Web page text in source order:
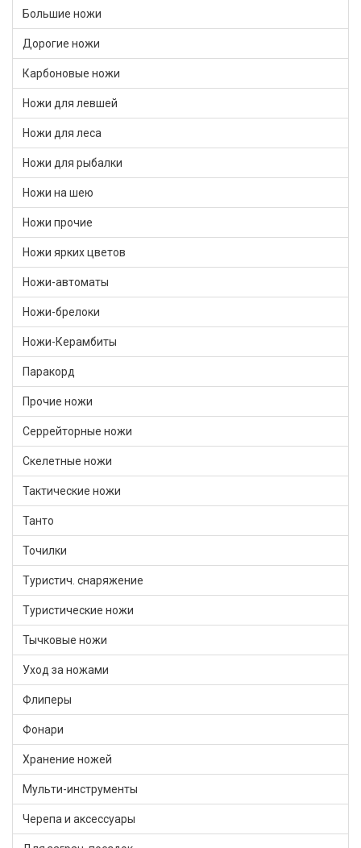
Большие ножи
Дорогие ножи
Карбоновые ножи
Ножи для левшей
Ножи для леса
Ножи для рыбалки
Ножи на шею
Ножи прочие
Ножи ярких цветов
Ножи-автоматы
Ножи-брелоки
Ножи-Керамбиты
Паракорд
Прочие ножи
Серрейторные ножи
Скелетные ножи
Тактические ножи
Танто
Точилки
Туристич. снаряжение
Туристические ножи
Тычковые ножи
Уход за ножами
Флиперы
Фонари
Хранение ножей
Мульти-инструменты
Черепа и аксессуары